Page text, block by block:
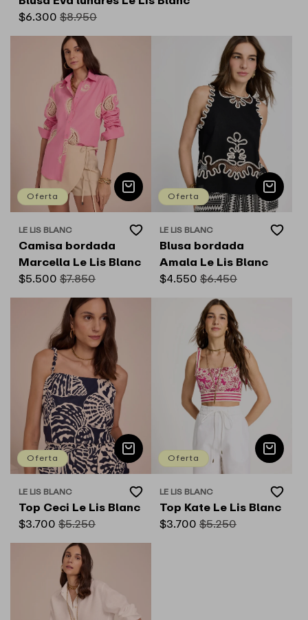
Precio
de
$6.300 Precio
habitual
$8.950
Oferta
Proveedor:
LE LIS BLANC
Add
to
Camisa bordada
Marcella Le Lis Blanc
Precio
de
$5.500 Precio
habitual
$7.850
Oferta
Proveedor:
LE LIS BLANC
Add
to
Blusa bordada
Amala Le Lis Blanc
Precio
$4.550 Precio
habitual
$6.450
Oferta
Proveedor:
LE LIS BLANC
Add
to
Wishlist
Top Ceci Le Lis Blanc
Precio
de
$3.700 Precio
habitual
$5.250
Oferta
Proveedor:
LE LIS BLANC
Add
to
Wishlist
Top Kate Le Lis Blanc
Precio
$3.700 Precio
$5.250